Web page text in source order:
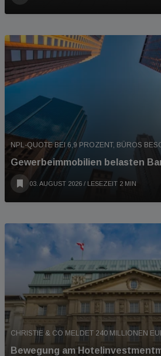
NPL-QUOTE BEI 6,9 PROZENT, BÜROS
Gewerbeimmobilien belasten
03. AUGUST 2026 / LESEZEIT 2 MIN
CHRISTIE & CO MELDET 240 MILLIONEN
Bewegung am